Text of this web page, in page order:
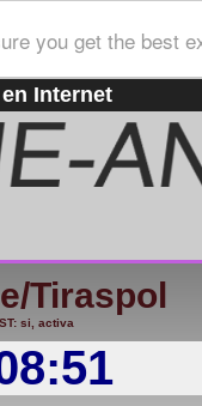
you get the best
Internet
Tiraspol
si, activa